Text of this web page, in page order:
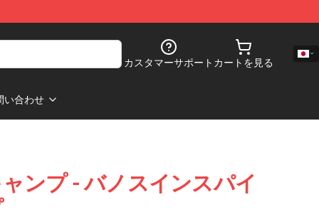
カスタマーサポート カートを見る
い合わせ
ンプ - バノスインスパイ